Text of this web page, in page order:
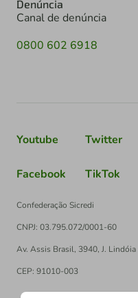
Denúncia
Canal de denúncia
0800 602 6918
Youtube Twitter
Facebook TikTok
Confederação Sicredi
CNPJ: 03.795.072/0001-60
Av. Assis Brasil, 3940, J.
CEP: 91010-003